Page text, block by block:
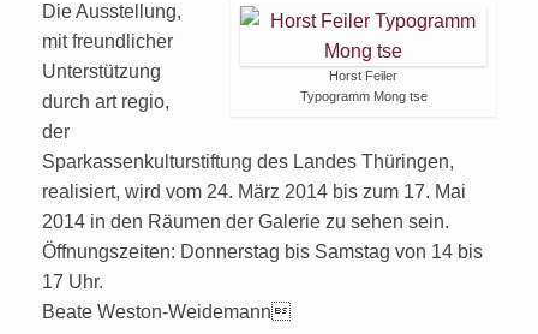
Horst Feiler
Typogramm Mong tse
Die Ausstellung,
mit freundlicher
Unterstützung
durch art regio,
der
Sparkassenkulturstiftung des Landes Thüringen,
realisiert, wird vom 24. März 2014 bis zum 17. Mai
2014 in den Räumen der Galerie zu sehen sein.
Öffnungszeiten: Donnerstag bis Samstag von 14 bis
17 Uhr.
Beate Weston-Weidemann